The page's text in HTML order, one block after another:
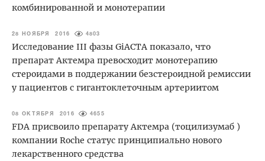
комбинированной и монотерапии
28 НОЯБРЯ 2016 4803
Исследование III фазы GiACTA показало, что
препарат Актемра превосходит монотерапию
стероидами в поддержании безстероидной ремиссии
у пациентов с гигантоклеточным артериитом
08 ОКТЯБРЯ 2016 4655
FDA присвоило препарату Актемра (тоцилизумаб )
компании Roche статус принципиально нового
лекарственного средства